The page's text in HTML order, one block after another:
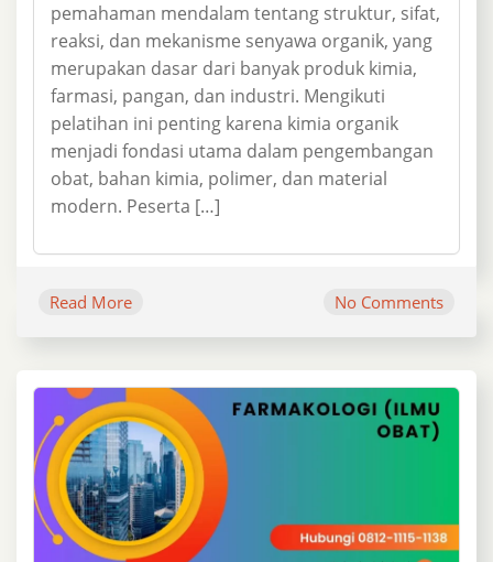
pemahaman mendalam tentang struktur, sifat,
reaksi, dan mekanisme senyawa organik, yang
merupakan dasar dari banyak produk kimia,
farmasi, pangan, dan industri. Mengikuti
pelatihan ini penting karena kimia organik
menjadi fondasi utama dalam pengembangan
obat, bahan kimia, polimer, dan material
modern. Peserta […]
Read More No Comments